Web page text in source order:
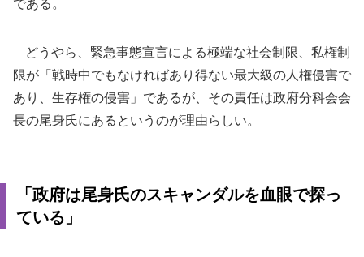
である。
どうやら、緊急事態宣言による極端な社会制限、私権制
限が「戦時中でもなければあり得ない最大級の人権侵害で
あり、生存権の侵害」であるが、その責任は政府分科会会
長の尾身氏にあるというのが理由らしい。
「政府は尾身氏のスキャンダルを血眼で探っ
ている」